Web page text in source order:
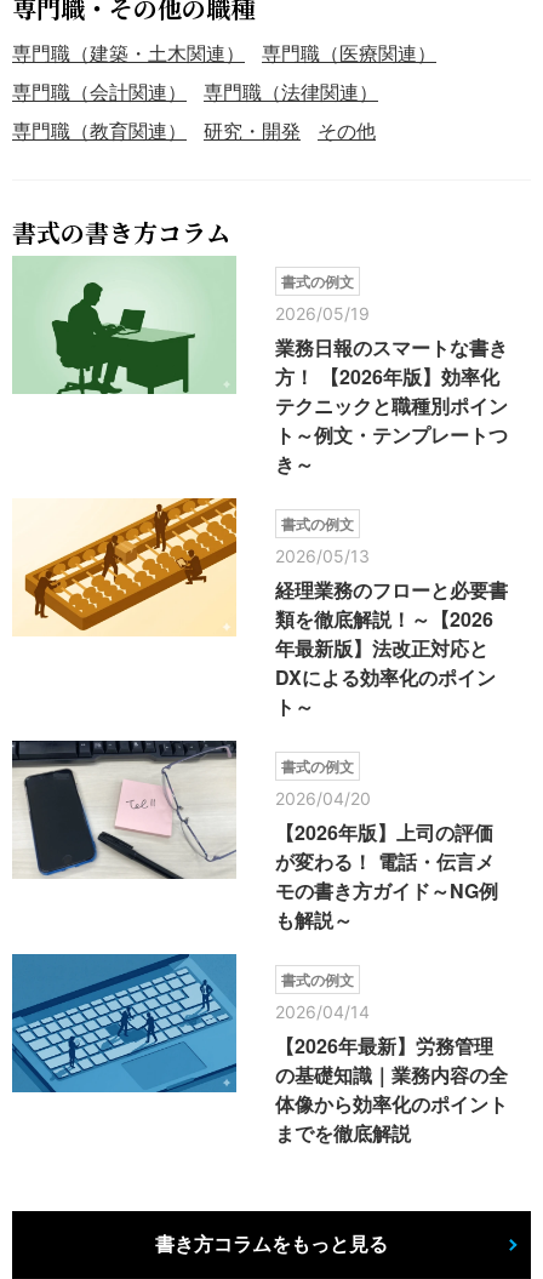
専門職・その他の職種
専門職（建築・土木関連）
専門職（医療関連）
専門職（会計関連）
専門職（法律関連）
専門職（教育関連）
研究・開発 その他
書式の書き方コラム
書式の例文
2026/05/19
業務日報のスマートな書き
方！ 【2026年版】効率化
テクニックと職種別ポイン
ト～例文・テンプレートつ
き～
書式の例文
2026/05/13
経理業務のフローと必要書
類を徹底解説！～【2026
年最新版】法改正対応と
DXによる効率化のポイン
ト～
書式の例文
2026/04/20
【2026年版】上司の評価
が変わる！ 電話・伝言メ
モの書き方ガイド～NG例
も解説～
書式の例文
2026/04/14
【2026年最新】労務管理
の基礎知識｜業務内容の全
体像から効率化のポイント
までを徹底解説
書き方コラムをもっと見る